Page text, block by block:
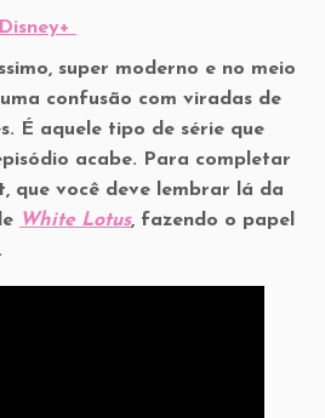
super moderno e no meio
confusão com viradas de
É aquele tipo de série que
acabe. Para completar
que você deve lembrar lá da
White Lotus, fazendo o papel